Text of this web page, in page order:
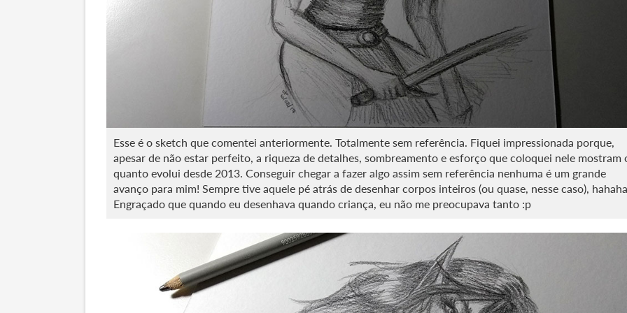
Esse é o sketch que comentei anteriormente. Totalmente sem referência. Fiquei impressionada porque,
apesar de não estar perfeito, a riqueza de detalhes, sombreamento e esforço que coloquei nele mostram
quanto evolui desde 2013. Conseguir chegar a fazer algo assim sem referência nenhuma é um grande
avanço para mim! Sempre tive aquele pé atrás de desenhar corpos inteiros (ou quase, nesse caso),
Engraçado que quando eu desenhava quando criança, eu não me preocupava tanto :p